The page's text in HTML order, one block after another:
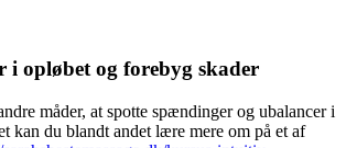
i opløbet og forebyg skader
måder, at spotte spændinger og ubalancer i
kan du blandt andet lære mere om på et af